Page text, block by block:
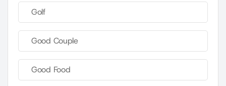
Golf
Good Couple
Good Food